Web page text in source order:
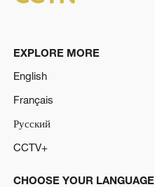
EXPLORE MORE
English
Français
Русский
CCTV+
CHOOSE YOUR LANGUAGE